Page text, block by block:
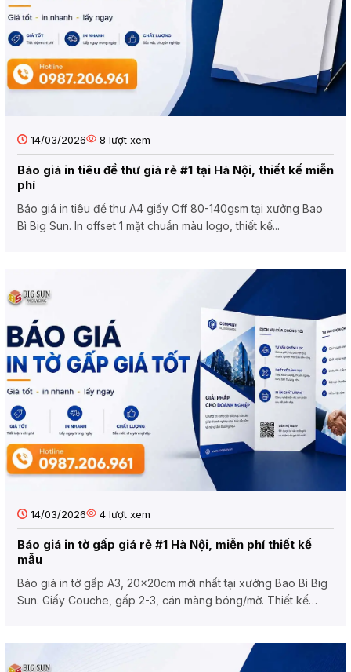
14/03/2026 8 lượt xem
Báo giá in tiêu đề thư giá rẻ #1 tại Hà Nội, thiết kế miễn
phí
Báo giá in tiêu đề thư A4 giấy Off 80-140gsm tại xưởng Bao
Bì Big Sun. In offset 1 mặt chuẩn màu logo, thiết kế...
14/03/2026 4 lượt xem
Báo giá in tờ gấp giá rẻ #1 Hà Nội, miễn phí thiết kế
mẫu
Báo giá in tờ gấp A3, 20x20cm mới nhất tại xưởng Bao Bì Big
Sun. Giấy Couche, gấp 2-3, cán màng bóng/mờ. Thiết kế